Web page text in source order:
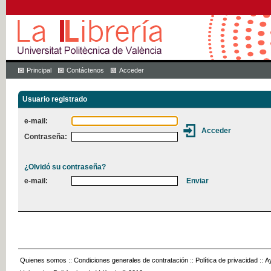
Principal Contáctenos Acceder
Usuario registrado
e-mail:
Contraseña:
¿Olvidó su contraseña?
e-mail:
Quienes somos :: Condiciones generales de contratación :: Política de privacidad ::